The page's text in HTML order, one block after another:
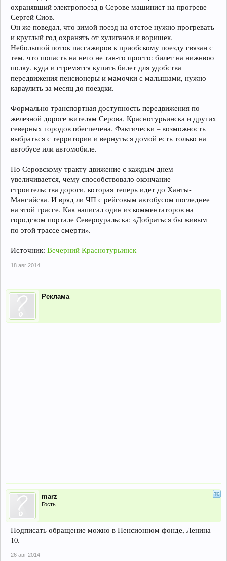
охранявший электропоезд в Серове машинист на прогреве
Сергей Сиов.
Он же поведал, что зимой поезд на отстое нужно прогревать
и круглый год охранять от хулиганов и воришек.
Небольшой поток пассажиров к приобскому поезду связан с
тем, что попасть на него не так-то просто: билет на нижнюю
полку, куда и стремятся купить билет для удобства
передвижения пенсионеры и мамочки с малышами, нужно
караулить за месяц до поездки.
Формально транспортная доступность передвижения по
железной дороге жителям Серова, Краснотурьинска и других
северных городов обеспечена. Фактически – возможность
выбраться с территории и вернуться домой есть только на
автобусе или автомобиле.
По Серовскому тракту движение с каждым днем
увеличивается, чему способствовало окончание
строительства дороги, которая теперь идет до Ханты-
Мансийска. И вряд ли ЧП с рейсовым автобусом последнее
на этой трассе. Как написал один из комментаторов на
городском портале Североуральска: «Добраться бы живым
по этой трассе смерти».
Источник: Вечерний Краснотурьинск
18 авг 2014
Реклама
marz
Гость
Подписать обращение можно в Пенсионном фонде, Ленина
10.
26 авг 2014